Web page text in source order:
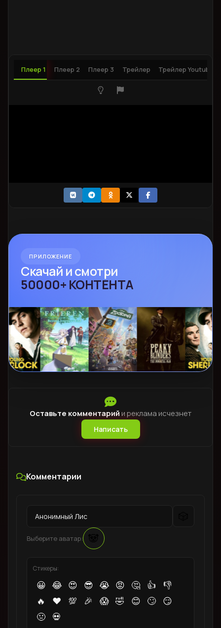
Плеер 1 Плеер 2 Плеер 3 Трейлер Трейлер Youtube
ПРИЛОЖЕНИЕ
Скачай и смотри
50000+ КОНТЕНТА
Оставьте комментарийи реклама исчезнет
Написать
Комментарии
Выберите аватар:
Стикеры:
😀 😂 😍 😎 😭 😡 🤔 👍
👎
🔥
❤️ 💯 🎉 😱 🤣 😊 🙄
😏
🤢
💀